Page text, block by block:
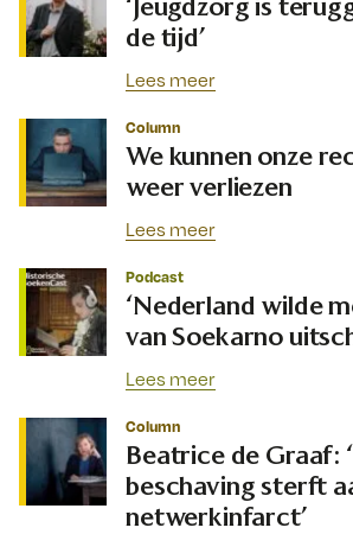
de tijd’
Lees meer
Column
We kunnen onze
weer verliezen
Lees meer
Podcast
‘Nederland wilde
van Soekarno
Lees meer
Column
Beatrice de Graaf:
beschaving sterft
netwerkinfarct’